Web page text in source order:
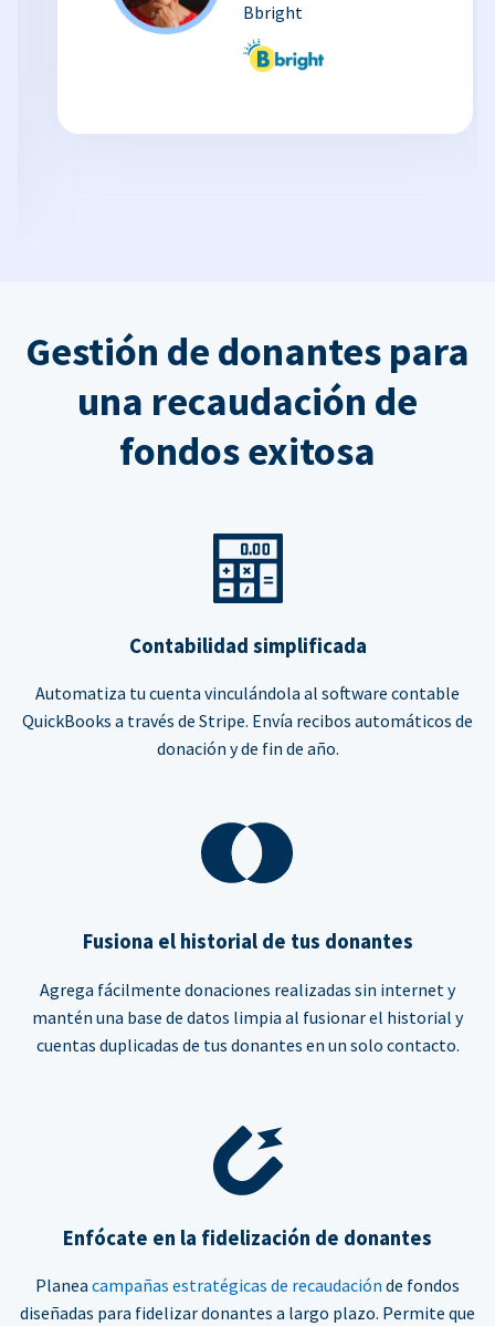
Bbright
Gestión de donantes para
una recaudación de
fondos exitosa
Contabilidad simplificada
Automatiza tu cuenta vinculándola al software contable
QuickBooks a través de Stripe. Envía recibos automáticos de
donación y de fin de año.
Fusiona el historial de tus donantes
Agrega fácilmente donaciones realizadas sin internet y
mantén una base de datos limpia al fusionar el historial y
cuentas duplicadas de tus donantes en un solo contacto.
Enfócate en la fidelización de donantes
Planea campañas estratégicas de recaudación de fondos
diseñadas para fidelizar donantes a largo plazo. Permite que